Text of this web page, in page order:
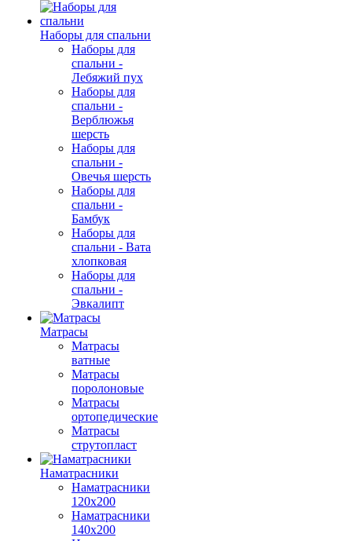
Наборы для спальни
Наборы для
спальни -
Лебяжий пух
Наборы для
спальни -
Верблюжья
шерсть
Наборы для
спальни -
Овечья шерсть
Наборы для
спальни -
Бамбук
Наборы для
спальни - Вата
хлопковая
Наборы для
спальни -
Эвкалипт
Матрасы
Матрасы
ватные
Матрасы
поролоновые
Матрасы
ортопедические
Матрасы
струтопласт
Наматрасники
Наматрасники
120х200
Наматрасники
140х200